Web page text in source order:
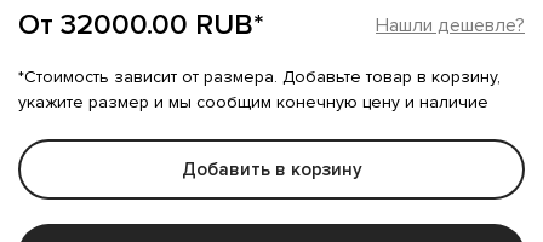
От 32000.00 RUB* Нашли дешевле?
*Стоимость зависит от размера. Добавьте товар в корзину,
укажите размер и мы сообщим конечную цену и наличие
Добавить в корзину